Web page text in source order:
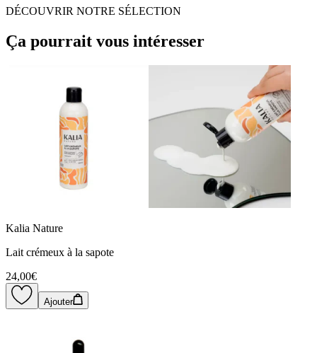
DÉCOUVRIR NOTRE SÉLECTION
Ça pourrait vous intéresser
Kalia Nature
Lait crémeux à la sapote
24,00€
Ajouter